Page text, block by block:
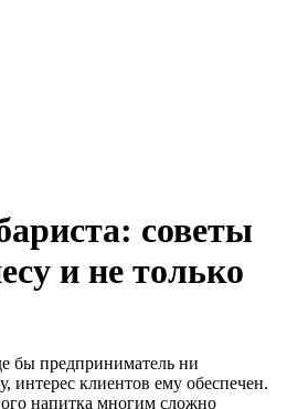
советы
и не только
бы предприниматель ни
интерес клиентов ему обеспечен.
напитка многим сложно